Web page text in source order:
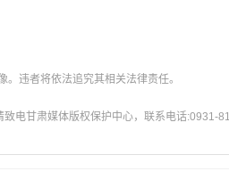
违者将依法追究其相关法律责任。
电甘肃媒体版权保护中心，联系电话:0931-